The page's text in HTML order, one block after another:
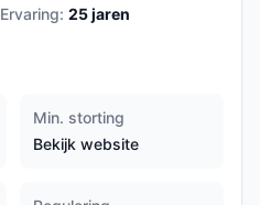
Ervaring: 25jaren
Min. storting
Bekijk website